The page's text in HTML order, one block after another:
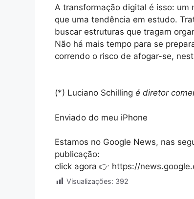
A transformação digital é isso: um
que uma tendência em estudo.
buscar estruturas que tragam
Não há mais tempo para se
correndo o risco de afogar-se,
(*) Luciano Schilling é diretor
Enviado do meu iPhone
Estamos no Google News, nas
publicação:
click agora 👉 https://
Visualizações: 392